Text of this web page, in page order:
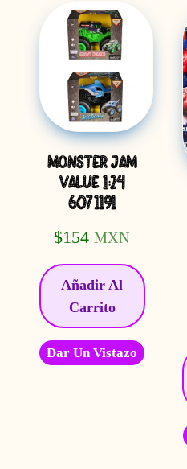
MONSTER JAM
VALUE 1:24
6071191
$154 MXN
Añadir Al
Carrito
Dar Un Vistazo